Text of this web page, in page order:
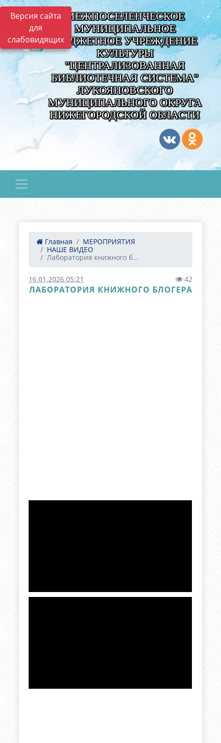
Версия сайта
для
слабовидящих
МЕЖПОСЕЛЕНЧЕСКОЕ
МУНИЦИПАЛЬНОЕ
БЮДЖЕТНОЕ УЧРЕЖДЕНИЕ
КУЛЬТУРЫ
"ЦЕНТРАЛИЗОВАННАЯ
БИБЛИОТЕЧНАЯ СИСТЕМА"
ЛУКОЯНОВСКОГО
МУНИЦИПАЛЬНОГО ОКРУГА
НИЖЕГОРОДСКОЙ ОБЛАСТИ
Главная
МЕРОПРИЯТИЯ
НАШЕ ВИДЕО
Лаборатория книжного б...
16.01.2026 05:21 42
ЛАБОРАТОРИЯ КНИЖНОГО БЛОГЕРА